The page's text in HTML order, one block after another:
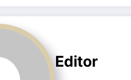
Editor